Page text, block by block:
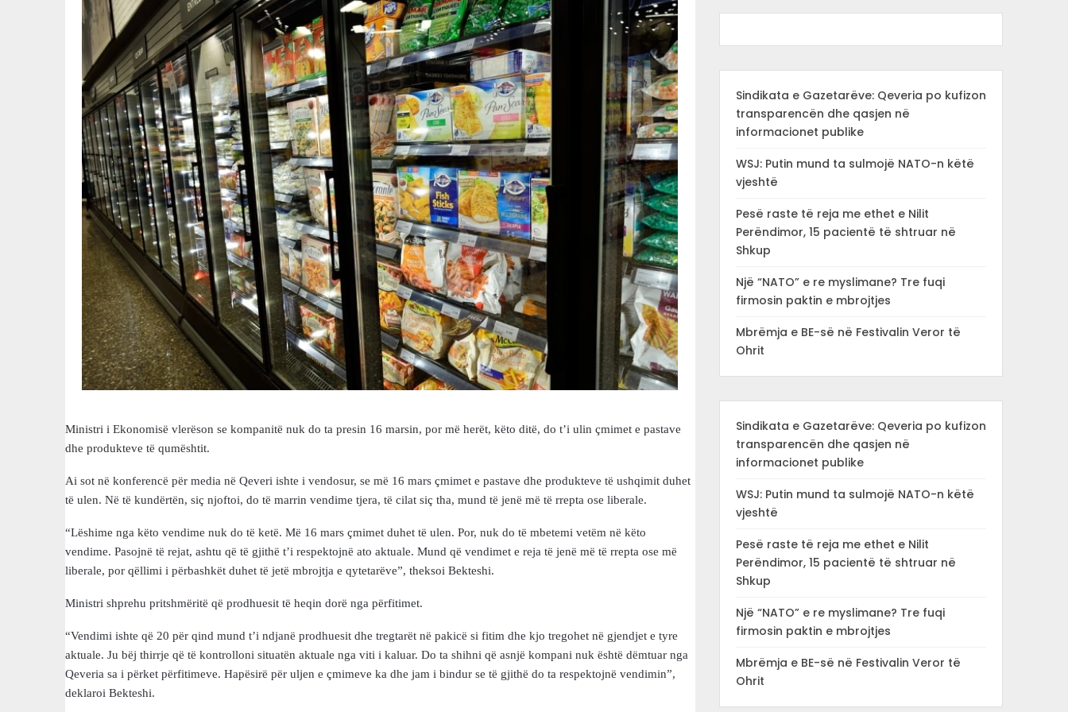
Ministri i Ekonomisë vlerëson se kompanitë nuk do ta presin 16 marsin, por më herët, këto ditë, do t’i ulin çmimet e pastave
dhe produkteve të qumështit.
Ai sot në konferencë për media në Qeveri ishte i vendosur, se më 16 mars çmimet e pastave dhe produkteve të ushqimit duhet
të ulen. Në të kundërtën, siç njoftoi, do të marrin vendime tjera, të cilat siç tha, mund të jenë më të rrepta ose liberale.
“Lëshime nga këto vendime nuk do të ketë. Më 16 mars çmimet duhet të ulen. Por, nuk do të mbetemi vetëm në këto
vendime. Pasojnë të rejat, ashtu që të gjithë t’i respektojnë ato aktuale. Mund që vendimet e reja të jenë më të rrepta ose më
liberale, por qëllimi i përbashkët duhet të jetë mbrojtja e qytetarëve”, theksoi Bekteshi.
Ministri shprehu pritshmëritë që prodhuesit të heqin dorë nga përfitimet.
“Vendimi ishte që 20 për qind mund t’i ndjanë prodhuesit dhe tregtarët në pakicë si fitim dhe kjo tregohet në gjendjet e tyre
aktuale. Ju bëj thirrje që të kontrolloni situatën aktuale nga viti i kaluar. Do ta shihni që asnjë kompani nuk është dëmtuar nga
Qeveria sa i përket përfitimeve. Hapësirë për uljen e çmimeve ka dhe jam i bindur se të gjithë do ta respektojnë vendimin”,
deklaroi Bekteshi.
Sindikata e Gazetarëve: Qeveria po kufizon
transparencën dhe qasjen në
informacionet publike
WSJ: Putin mund ta sulmojë NATO-n këtë
vjeshtë
Pesë raste të reja me ethet e Nilit
Perëndimor, 15 pacientë të shtruar në
Shkup
Një “NATO” e re myslimane? Tre fuqi
firmosin paktin e mbrojtjes
Mbrëmja e BE-së në Festivalin Veror të
Ohrit
Sindikata e Gazetarëve: Qeveria po kufizon
transparencën dhe qasjen në
informacionet publike
WSJ: Putin mund ta sulmojë NATO-n këtë
vjeshtë
Pesë raste të reja me ethet e Nilit
Perëndimor, 15 pacientë të shtruar në
Shkup
Një “NATO” e re myslimane? Tre fuqi
firmosin paktin e mbrojtjes
Mbrëmja e BE-së në Festivalin Veror të
Ohrit